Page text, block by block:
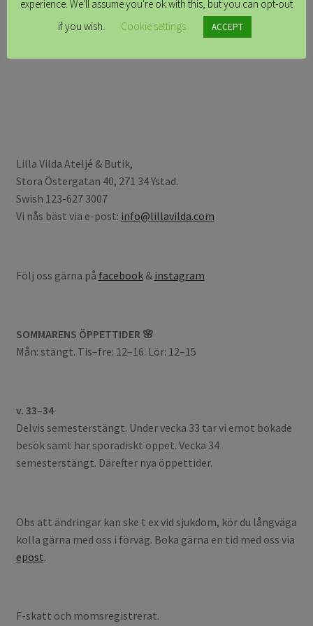
kr250.00 Det
ursprungliga
var:
kr120.00Det
nuvarande
priset
är:
Lilla Vilda Ateljé & Butik,
Stora Östergatan 40, 271 34 Ystad.
Swish 123-627 3007
Vi nås bäst via e-post: info@lillavilda.com
Följ oss gärna på facebook& instagram
SOMMARENS ÖPPETTIDER 🌸
Mån: stängt. Tis–fre: 12–16. Lör: 12–15
v. 33–34
Delvis semesterstängt. Under vecka 33 tar vi emot bokade
besök samt har sporadiskt öppet. Vecka 34
semesterstängt. Därefter nya öppettider.
Obs att ändringar kan ske t ex vid sjukdom, kör du långväga
kolla gärna med oss i förväg. Boka gärna en tid med oss via
epost.
F-skatt och momsregistrerat.
experience. We'll assume you're ok with this, but you can opt-out
if you wish.
Cookie settings ACCEPT